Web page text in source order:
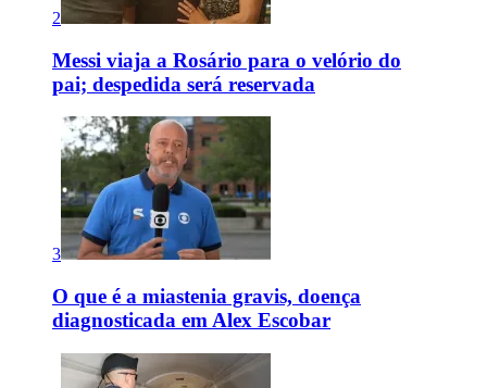
2
Messi viaja a Rosário para o velório do
pai; despedida será reservada
3
O que é a miastenia gravis, doença
diagnosticada em Alex Escobar